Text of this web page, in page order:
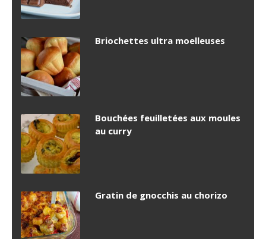
Briochettes ultra moelleuses
Bouchées feuilletées aux moules
au curry
Gratin de gnocchis au chorizo